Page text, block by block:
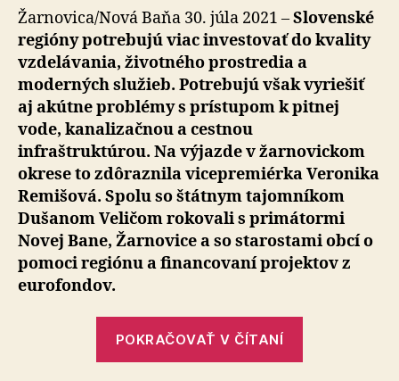
z
nových
eurofondov
zlepšiť
prístup
k
vode
Žarnovica/Nová Baňa 30. júla 2021 –Slovenské
regióny potrebujú viac investovať do kvality
vzdelávania, životného prostredia a
moderných služieb. Potrebujú však vyriešiť
aj akútne problémy s prístupom k pitnej
vode, kanalizačnou a cestnou
infraštruktúrou. Na výjazde v žarnovickom
okrese to zdôraznila vicepremiérka Veronika
Remišová. Spolu so štátnym tajomníkom
Dušanom Veličom rokovali s primátormi
Novej Bane, Žarnovice a so starostami obcí o
pomoci regiónu a financovaní projektov z
eurofondov.
POKRAČOVAŤ V ČÍTANÍ